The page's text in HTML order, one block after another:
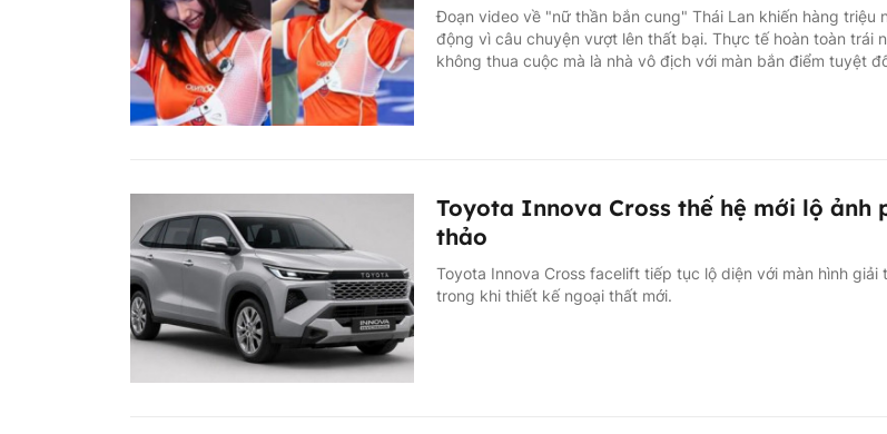
Đoạn video về "nữ thần bắn cung" Thái Lan khiến hàng triệu
động vì câu chuyện vượt lên thất bại. Thực tế hoàn toàn trái
không thua cuộc mà là nhà vô địch với màn bắn điểm tuyệt
Toyota Innova Cross thế hệ mới lộ ảnh
thảo
Toyota Innova Cross facelift tiếp tục lộ diện với màn hình giải
trong khi thiết kế ngoại thất mới.